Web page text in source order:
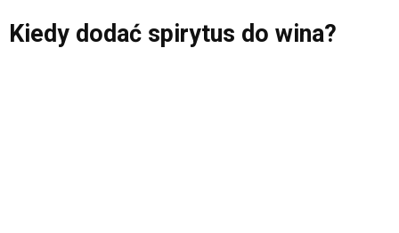
Kiedy dodać spirytus do wina?